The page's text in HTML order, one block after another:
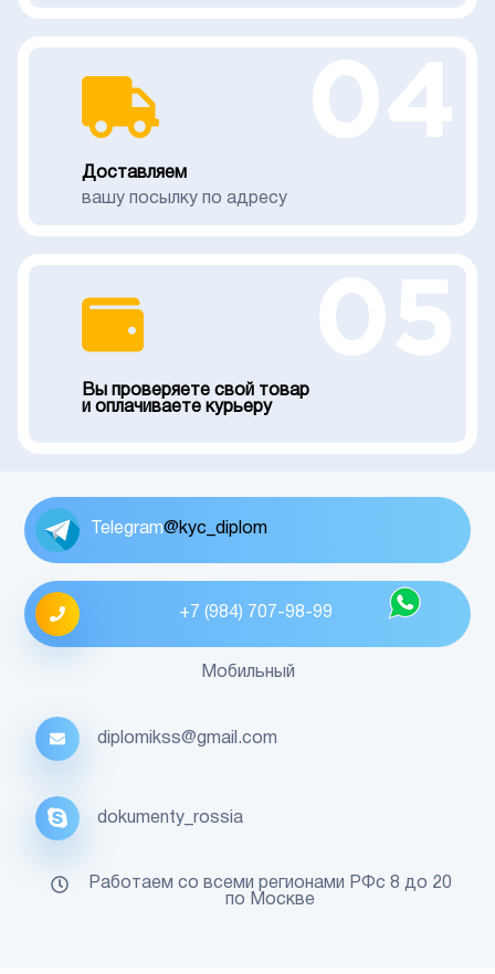
Доставляем
вашу посылку по адресу
Вы проверяете свой товар
и оплачиваете курьеру
Telegram@kyc_diplom
+7 (984) 707-98-99
Мобильный
diplomikss@gmail.com
dokumenty_rossia
Работаем со всеми регионами РФс 8 до 20
по Москве